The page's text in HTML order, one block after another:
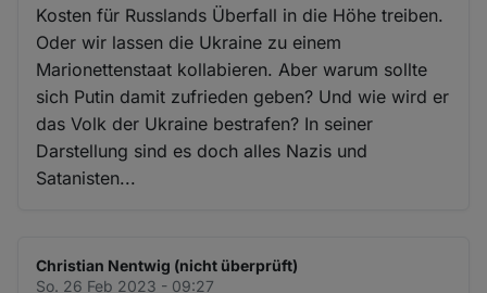
Kosten für Russlands Überfall in die Höhe treiben.
Oder wir lassen die Ukraine zu einem
Marionettenstaat kollabieren. Aber warum sollte
sich Putin damit zufrieden geben? Und wie wird er
das Volk der Ukraine bestrafen? In seiner
Darstellung sind es doch alles Nazis und
Satanisten...
Christian Nentwig (nicht überprüft)
So. 26 Feb 2023 - 09:27